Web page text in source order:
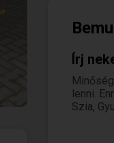
Írj
lenni.
Szia,